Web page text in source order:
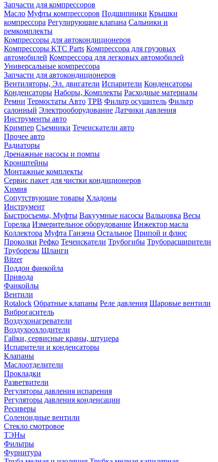
Запчасти для компрессоров
Масло Муфты компрессоров Подшипники Крышки
компрессора Регулирующие клапана Сальники и
ремкомплекты
Компрессоры для автокондиционеров
Компрессоры KTC Parts Компрессора для грузовых
автомобилей Компрессора для легковых автомобилей
Универсальные компрессора
Запчасти для автокондиционеров
Вентиляторы, Эл. двигатели Испарители Конденсаторы
Конденсаторы Наборы, Комплекты Расходные материалы
Ремни Термостаты Авто ТРВ Фильтр осушитель Фильтр
салонный Электрооборудование Датчики давления
Инструменты авто
Кримпер Съемники Течеискатели авто
Прочее авто
Радиаторы
Дренажные насосы и помпы
Кронштейны
Монтажные комплекты
Сервис пакет для чистки кондиционеров
Химия
Сопутствующие товары Хладоны
Инструмент
Быстросъемы, Муфты Вакуумные насосы Вальцовка Весы
Горелка Измерительное оборудование Инжектор масла
Коллектора Муфта Ганзена Остальное Припой и флюс
Проколки Рефко Течеискатели Трубогибы Труборасширители
Труборезы Шланги
Bitzer
Поддон фанкойла
Привода
Фанкойлы
Вентили
Rotalock Обратные клапаны Реле давления Шаровые вентили
Виброгаситель
Воздухонагреватели
Воздухоохлодители
Гайки, сервисные краны, штуцера
Испарители и конденсаторы
Клапаны
Маслоотделители
Прокладки
Разветвители
Регуляторы давления испарения
Регуляторы давления конденсации
Ресиверы
Соленоидные вентили
Стекло смотровое
ТЭНы
Фильтры
Фурнитура